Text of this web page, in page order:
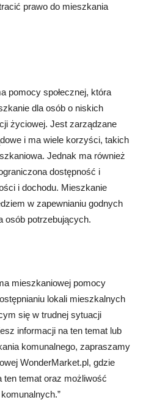
prawo do mieszkania
pomocy społecznej, która
dla osób o niskich
życiowej. Jest zarządzane
i ma wiele korzyści, takich
Jednak ma również
dostępność i
i dochodu. Mieszkanie
w zapewnianiu godnych
osób potrzebujących.
mieszkaniowej pomocy
lokali mieszkalnych
się w trudnej sytuacji
informacji na ten temat lub
komunalnego, zapraszamy
WonderMarket.pl, gdzie
ten temat oraz możliwość